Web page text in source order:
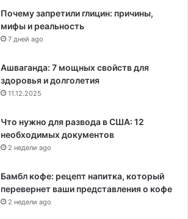
Почему запретили глицин: причины,
мифы и реальность
7 дней ago
Ашваганда: 7 мощных свойств для
здоровья и долголетия
11.12.2025
Что нужно для развода в США: 12
необходимых документов
2 недели ago
Бамбл кофе: рецепт напитка, который
перевернет ваши представления о кофе
2 недели ago